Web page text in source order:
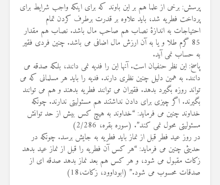
پرسش: برخی از علما هم بر این باوند که برای اینکه واجب شرایط برای
پرداخت فطریه شد، باید علاوه بر قدرت برطرف کردن تمام
احتیاجات به اندازۀ نصاب هم صاحب مال باشد. نصاب هم مقدار
85 گرم طلا و یا به آن ارزش مال اضافی می باشد. چنین فردی فقیر
به حساب نمی آید.
پاسخ: این نظر حنفیان است. آنها این را فدیه نمی دانند، بلکه صدقه می
دانند. به همین دلیل چنین نظری دارند. فدیه را باید هر مسلمانی که می
تواند روزه بگیرد بدهد. فقیران می توانند فطریه بدهند و هم می توانند
بگیرند. اگر چیزی برای دادن نداشتند هم مسئولیتی ندارند. چونکه
خداوند چنین می فرماید: “خداوند به هیچ کس بیش از حد توانش
مسئولیتی محول نمی کند”. (سوره بقره، 2/286)
در روز عید فطر قبل از نماز باید فطریه به جایش برسد. چونکه در
حدیثی چنین می فرماید: “هر کس آن فطریه را قبل از نماز عید بدهد
زکات مقبول می شود، و هر کس هم بعد نماز بدهد صدقه ای از
صدقات محسوب می شود.” (ابوداوود، زکات،18)